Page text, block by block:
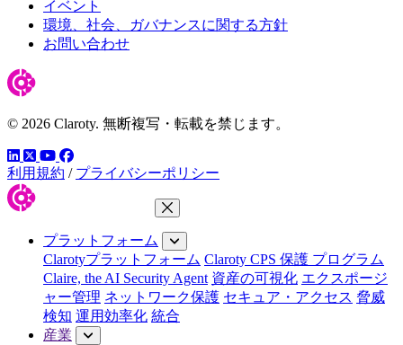
イベント
環境、社会、ガバナンスに関する方針
お問い合わせ
© 2026 Claroty. 無断複写・転載を禁じます。
LinkedIn
ツイッター
YouTube
Facebook
利用規約 / プライバシーポリシー
メニューを閉じる
プラットフォーム
Clarotyプラットフォーム Claroty CPS 保護 プログラム
Claire, the AI Security Agent 資産の可視化 エクスポージ
ャー管理 ネットワーク保護 セキュア・アクセス 脅威
検知 運用効率化 統合
産業